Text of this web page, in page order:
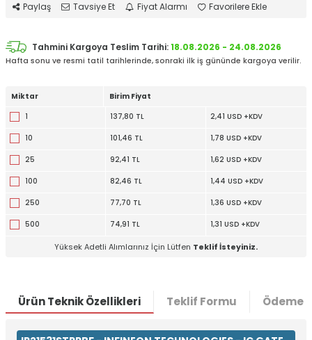
Paylaş Tavsiye Et Fiyat Alarmı Favorilere Ekle
Tahmini Kargoya Teslim Tarihi:18.08.2026 - 24.08.2026
Hafta sonu ve resmi tatil tarihlerinde, sonraki ilk iş gününde kargoya verilir.
Miktar
Birim Fiyat
1
137,80 TL 2,41 USD +KDV
10 101,46 TL 1,78 USD +KDV
25 92,41 TL 1,62 USD +KDV
100 82,46 TL 1,44 USD +KDV
250 77,70 TL 1,36 USD +KDV
500 74,91 TL 1,31 USD +KDV
Yüksek Adetli Alımlarınız İçin Lütfen Teklif İsteyiniz.
Ürün Teknik Özellikleri Teklif Formu Ödeme